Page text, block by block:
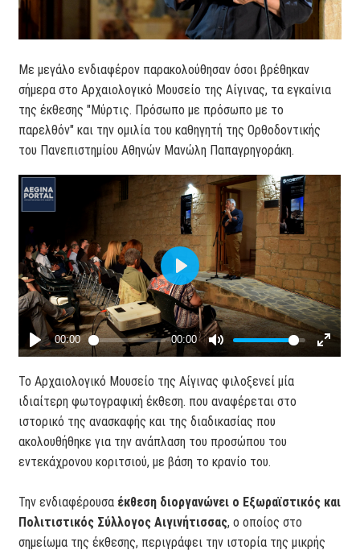
Με μεγάλο ενδιαφέρον παρακολούθησαν όσοι βρέθηκαν
σήμερα στο Αρχαιολογικό Μουσείο της Αίγινας, τα εγκαίνια
της έκθεσης "Μύρτις. Πρόσωπο με πρόσωπο με το
παρελθόν" και την ομιλία του καθηγητή της Ορθοδοντικής
του Πανεπιστημίου Αθηνών Μανώλη Παπαγρηγοράκη.
Το Αρχαιολογικό Μουσείο της Αίγινας φιλοξενεί μία
ιδιαίτερη φωτογραφική έκθεση. που αναφέρεται στο
ιστορικό της ανασκαφής και της διαδικασίας που
ακολουθήθηκε για την ανάπλαση του προσώπου του
εντεκάχρονου κοριτσιού, με βάση το κρανίο του.
Την ενδιαφέρουσα έκθεση διοργανώνει ο Εξωραϊστικός και
Πολιτιστικός Σύλλογος Αιγινήτισσας, ο οποίος στο
σημείωμα της έκθεσης, περιγράφει την ιστορία της μικρής